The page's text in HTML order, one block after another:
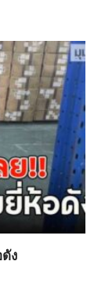
ง